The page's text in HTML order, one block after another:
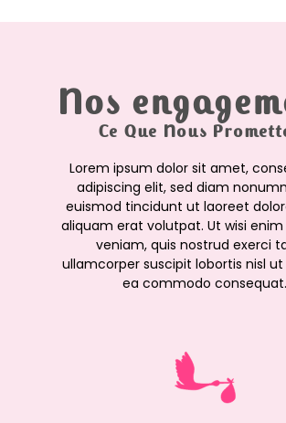
Nos
Ce Que Nous
Lorem ipsum dolor sit amet,
adipiscing elit, sed diam
euismod tincidunt ut laoreet
aliquam erat volutpat. Ut wisi
veniam, quis nostrud exerci
ullamcorper suscipit lobortis nisl ut
ea commodo consequat.